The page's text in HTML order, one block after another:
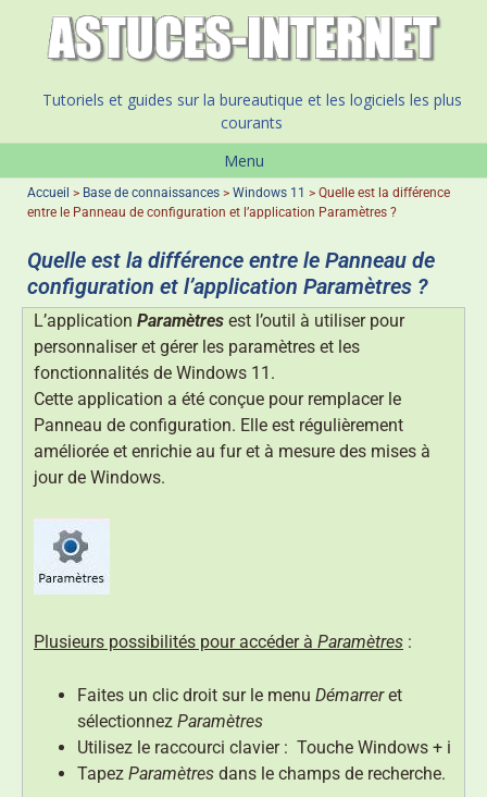
Tutoriels et guides sur la bureautique et les logiciels les plus
courants
Menu
Accueil > Base de connaissances > Windows 11 > Quelle est la différence
entre le Panneau de configuration et l’application Paramètres ?
Quelle est la différence entre le Panneau de
configuration et l’application Paramètres ?
L’application Paramètres est l’outil à utiliser pour
personnaliser et gérer les paramètres et les
fonctionnalités de Windows 11.
Cette application a été conçue pour remplacer le
Panneau de configuration. Elle est régulièrement
améliorée et enrichie au fur et à mesure des mises à
jour de Windows.
Plusieurs possibilités pour accéder à Paramètres :
Faites un clic droit sur le menu Démarreret
sélectionnez Paramètres
Utilisez le raccourci clavier : Touche Windows + i
Tapez Paramètres dans le champs de recherche.